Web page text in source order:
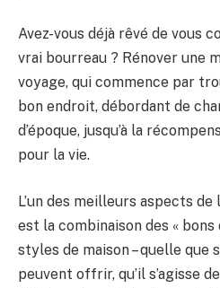
Avez-vous déjà rêvé de vous
vrai bourreau ? Rénover une
voyage, qui commence par
bon endroit, débordant de
d’époque, jusqu’à la
pour la vie.
L’un des meilleurs aspects
est la combinaison des «
styles de maison – quelle que
peuvent offrir, qu’il s’agisse